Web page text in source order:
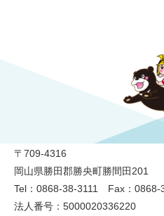
〒709-4316
岡山県勝田郡勝央町勝間田201
Tel：0868-38-3111 Fax：0868-
法人番号：5000020336220